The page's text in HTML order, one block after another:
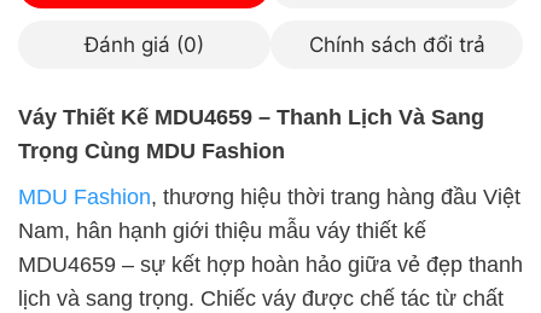
Đánh giá (0) Chính sách đổi trả
Váy Thiết Kế MDU4659 – Thanh Lịch Và Sang
Trọng Cùng MDU Fashion
MDU Fashion, thương hiệu thời trang hàng đầu Việt
Nam, hân hạnh giới thiệu mẫu váy thiết kế
MDU4659 – sự kết hợp hoàn hảo giữa vẻ đẹp thanh
lịch và sang trọng. Chiếc váy được chế tác từ chất